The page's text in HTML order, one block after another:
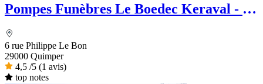
Pompes Funèbres Le Boedec Keraval - Le
6 rue Philippe Le Bon
29000 Quimper
4,5 /5 (1 avis)
top notes